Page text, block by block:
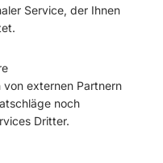
Service, der Ihnen
externen Partnern
noch
Dritter.